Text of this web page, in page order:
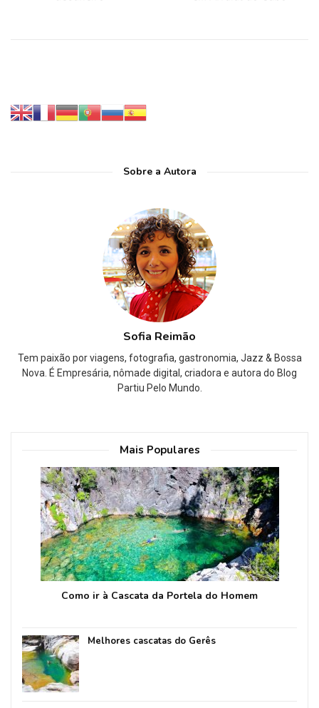
Sobre a Autora
Sofia Reimão
Tem paixão por viagens, fotografia, gastronomia, Jazz & Bossa
Nova. É Empresária, nômade digital, criadora e autora do Blog
Partiu Pelo Mundo.
Mais Populares
Como ir à Cascata da Portela do Homem
Melhores cascatas do Gerês